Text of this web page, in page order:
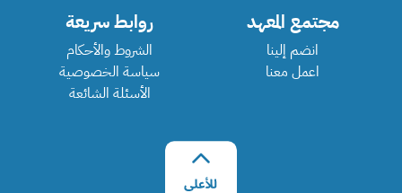
مجتمع المعهد
انضم إلينا
اعمل معنا
روابط سريعة
الشروط والأحكام
سياسة الخصوصية
الأسئلة الشائعة